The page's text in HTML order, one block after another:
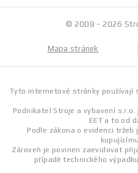
© 2008 - 2026
Mapa stránek
Tyto internetové stránky používají
Podnikatel Stroje a vybavení
EET a to od
Podle zákona o evidenci
Zároveň je povinen zaevidovat
případě technického